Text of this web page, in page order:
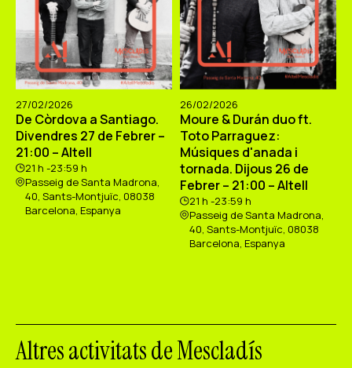
27/02/2026
De Còrdova a Santiago.
Divendres 27 de Febrer –
21:00 – Altell
21 h -23:59 h
Passeig de Santa Madrona,
40, Sants-Montjuïc, 08038
Barcelona, Espanya
26/02/2026
Moure & Durán duo ft.
Toto Parraguez:
Músiques d'anada i
tornada. Dijous 26 de
Febrer – 21:00 – Altell
21 h -23:59 h
Passeig de Santa Madrona,
40, Sants-Montjuïc, 08038
Barcelona, Espanya
Altres activitats de Mescladís